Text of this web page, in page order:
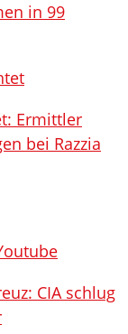
in 99
Ermittler
bei Razzia
CIA schlug